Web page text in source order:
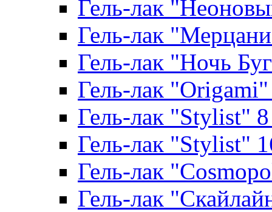
Гель-лак
Гель-лак
Гель-лак "Ночь
Гель-лак
Гель-лак "Stylist"
Гель-лак "Stylist"
Гель-лак
Гель-лак